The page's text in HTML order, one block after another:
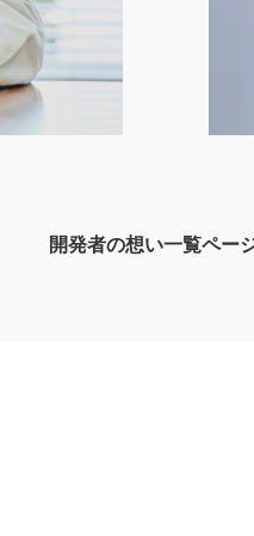
開発者の想い一覧ペー